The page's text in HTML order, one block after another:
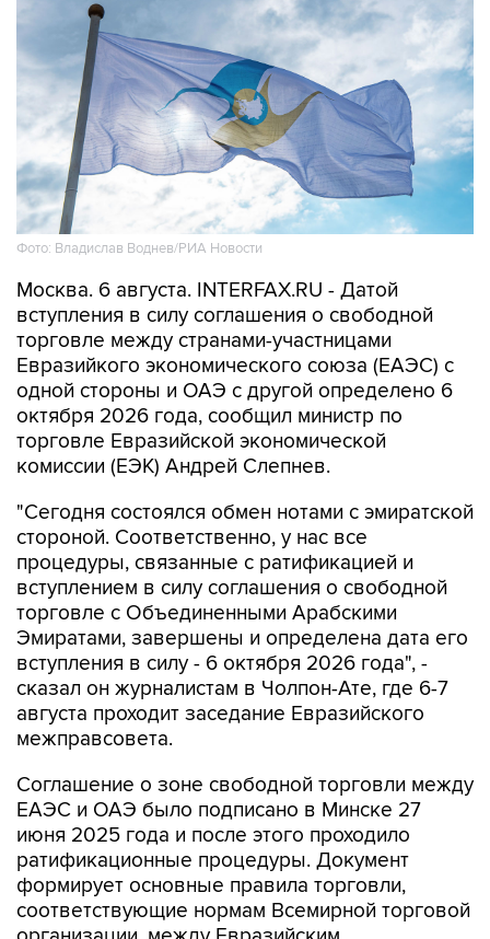
Фото: Владислав Воднев/РИА Новости
Москва. 6 августа. INTERFAX.RU - Датой
вступления в силу соглашения о свободной
торговле между странами-участницами
Евразийкого экономического союза (ЕАЭС) с
одной стороны и ОАЭ с другой определено 6
октября 2026 года, сообщил министр по
торговле Евразийской экономической
комиссии (ЕЭК) Андрей Слепнев.
"Сегодня состоялся обмен нотами с эмиратской
стороной. Соответственно, у нас все
процедуры, связанные с ратификацией и
вступлением в силу соглашения о свободной
торговле с Объединенными Арабскими
Эмиратами, завершены и определена дата его
вступления в силу - 6 октября 2026 года", -
сказал он журналистам в Чолпон-Ате, где 6-7
августа проходит заседание Евразийского
межправсовета.
Соглашение о зоне свободной торговли между
ЕАЭС и ОАЭ было подписано в Минске 27
июня 2025 года и после этого проходило
ратификационные процедуры. Документ
формирует основные правила торговли,
соответствующие нормам Всемирной торговой